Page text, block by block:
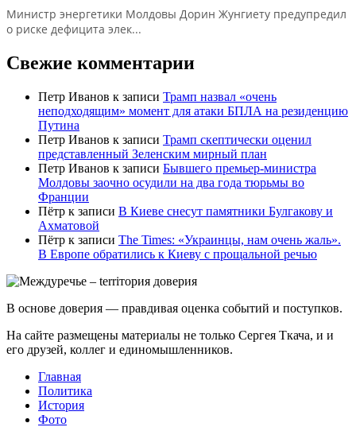
Министр энергетики Молдовы Дорин Жунгиету предупредил
о риске дефицита элек...
Свежие комментарии
Петр Иванов к записи Трамп назвал «очень
неподходящим» момент для атаки БПЛА на резиденцию
Путина
Петр Иванов к записи Трамп скептически оценил
представленный Зеленским мирный план
Петр Иванов к записи Бывшего премьер-министра
Молдовы заочно осудили на два года тюрьмы во
Франции
Пётр к записи В Киеве снесут памятники Булгакову и
Ахматовой
Пётр к записи Тhe Times: «Украинцы, нам очень жаль».
В Европе обратились к Киеву с прощальной речью
В основе доверия — правдивая оценка событий и поступков.
На сайте размещены материалы не только Сергея Ткача, и и
его друзей, коллег и единомышленников.
Главная
Политика
История
Фото